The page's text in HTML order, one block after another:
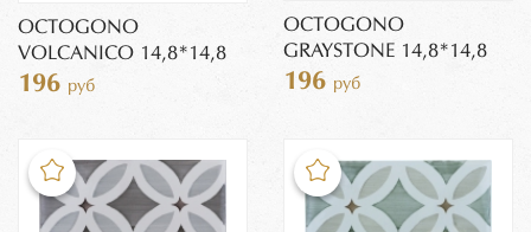
OCTOGONO
VOLCANICO 14,8*14,8
196 руб
OCTOGONO
GRAYSTONE 14,8*14,8
196 руб